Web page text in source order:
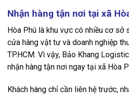
Nhận hàng tận nơi tại xã
Hòa Phú là khu vực có nhiều cơ sở
cửa hàng vật tư và doanh nghiệp
TP.HCM. Vì vậy, Bảo Khang
nhận hàng tận nơi ngay tại xã Hòa
Khách hàng chỉ cần liên hệ trước,